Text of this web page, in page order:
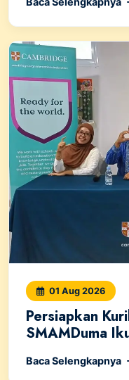
01 Aug 2026
Persiapkan
SMAMDuma
Baca Selengkapnya